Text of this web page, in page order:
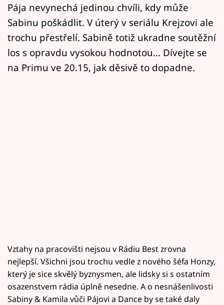
Přihlášení
Sledujte nás
Pája nevynechá jedinou chvíli, kdy může
Sabinu poškádlit. V úterý v seriálu Krejzovi ale
trochu přestřelí. Sabině totiž ukradne soutěžní
los s opravdu vysokou hodnotou… Dívejte se
na Primu ve 20.15, jak děsivě to dopadne.
Vztahy na pracovišti nejsou v Rádiu Best zrovna
nejlepší. Všichni jsou trochu vedle z nového šéfa Honzy,
který je sice skvělý byznysmen, ale lidsky si s ostatním
osazenstvem rádia úplně nesedne. A o nesnášenlivosti
Sabiny & Kamila vůči Pájovi a Dance by se také daly